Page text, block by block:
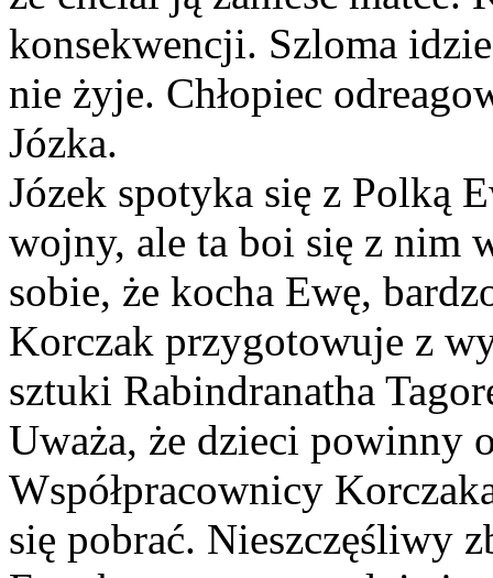
konsekwencji. Szloma
nie żyje. Chłopiec
Józka.
Józek spotyka się z Polką
wojny, ale ta boi się z nim
sobie, że kocha Ewę,
Korczak przygotowuje z
sztuki Rabindranatha
Uważa, że dzieci powinny
Współpracownicy
się pobrać. Nieszczęśliwy